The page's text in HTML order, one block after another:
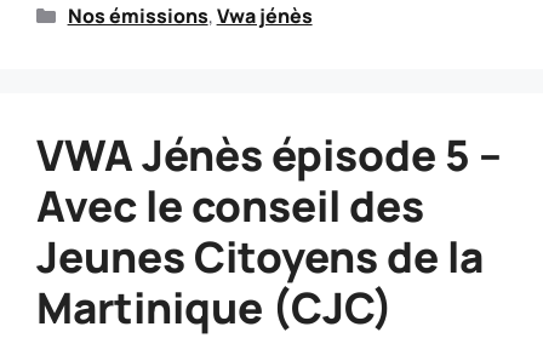
Nos émissions,Vwa jénès
VWA Jénès épisode 5 –
Avec le conseil des
Jeunes Citoyens de la
Martinique (CJC)